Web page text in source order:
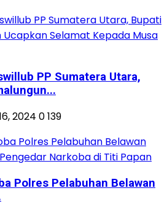
PP Sumatera Utara,
2024 0139
Polres Pelabuhan Belawan